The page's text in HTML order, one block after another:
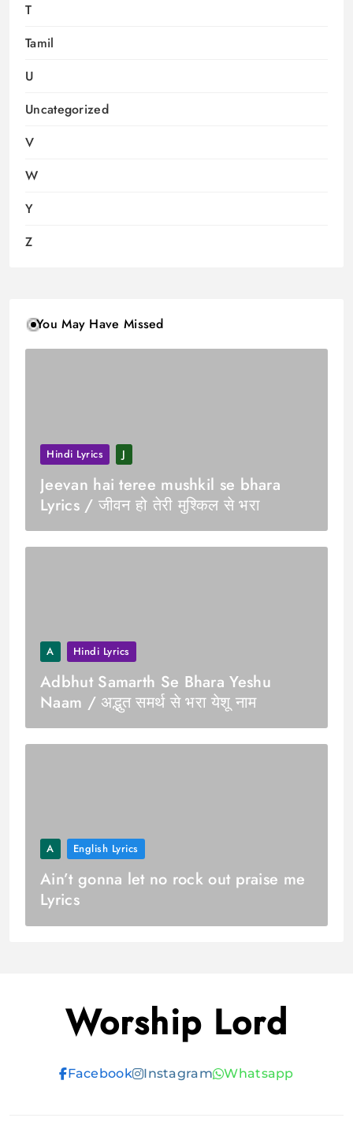
T
Tamil
U
Uncategorized
V
W
Y
Z
You May Have Missed
Hindi Lyrics J
Jeevan hai teree mushkil se bhara
Lyrics / जीवन हो तेरी मुश्किल से भरा
A Hindi Lyrics
Adbhut Samarth Se Bhara Yeshu
Naam / अद्भुत समर्थ से भरा येशू नाम
A English Lyrics
Ain’t gonna let no rock out praise me
Lyrics
Worship Lord
Facebook Instagram Whatsapp